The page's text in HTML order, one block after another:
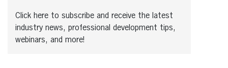
Click here to subscribe and receive the latest
industry news, professional development tips,
webinars, and more!